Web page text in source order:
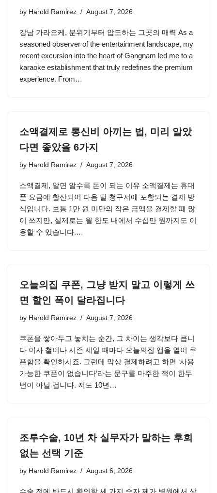
by Harold Ramirez August 7, 2026
강남 가라오케, 분위기부터 압도하는 그곳의 매력 As a
seasoned observer of the entertainment landscape, my
recent excursion into the heart of Gangnam led me to a
karaoke establishment that truly redefines the premium
experience. From…
소액결제로 통신비 아끼는 법, 미리 알았
다면 좋았을 6가지
by Harold Ramirez August 7, 2026
소액결제, 알면 알수록 돈이 되는 이유 소액결제는 휴대
폰 요금에 합산되어 다음 달 청구서에 포함되는 결제 방
식입니다. 보통 1만 원 미만의 작은 금액을 결제할 때 많
이 쓰지만, 실제로는 월 한도 내에서 수십만 원까지도 이
용할 수 있습니다.…
오늘의집 쿠폰, 그냥 받지 말고 이렇게 쓰
면 할인 폭이 달라집니다
by Harold Ramirez August 7, 2026
쿠폰을 쌓아두고 놓치는 순간, 그 차이는 생각보다 큽니
다 이사 철이나 시즌 세일 때마다 오늘의집 앱을 열어 쿠
폰함을 확인하시죠. 그런데 막상 결제하려고 하면 ‘사용
가능한 쿠폰이 없습니다’라는 문구를 마주한 적이 한두
번이 아닐 겁니다. 저도 10년…
조루수술, 10년 차 실무자가 말하는 후회
없는 선택 기준
by Harold Ramirez August 6, 2026
수술 전에 반드시 확인할 세 가지 숫자 제가 병원에서 상